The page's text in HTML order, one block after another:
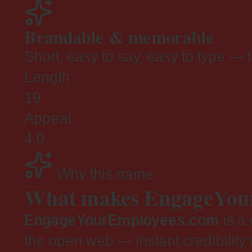
Brandable & memorable
Short, easy to say, easy to type —
Length
19
Appeal
4.0
Why this name
What makes
EngageYourEmployees.com is a
the open web — instant credibility